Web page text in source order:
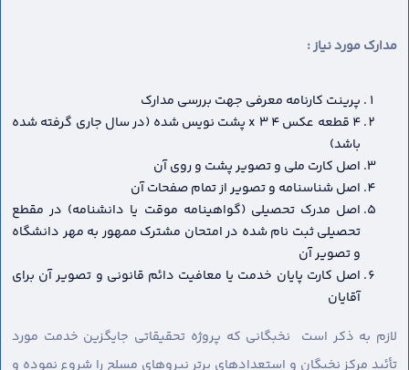
مدارک مورد نیاز :
پرینت کارنامه معرفی جهت بررسی مدارک
4 قطعه عکس 4 x 3 پشت نویس شده (در سال جاری گرفته شده
باشد)
اصل کارت ملی و تصویر پشت و روی آن
اصل شناسنامه و تصویر از تمام صفحات آن
اصل مدرک تحصیلی (گواهینامه موقت یا دانشنامه) در مقطع
تحصیلی ثبت نام شده در امتحان مشترک ممهور به مهر دانشگاه
و تصویر آن
اصل کارت پایان خدمت یا معافیت دائم قانونی و تصویر آن برای
آقایان
لازم به ذکر است نخبگانی که پروژه تحقیقاتی جایگزین خدمت مورد
تأئید مرکز نخبگان و استعدادهای برتر نیروهای مسلح را شروع نموده و